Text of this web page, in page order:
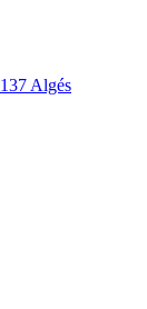
Algés